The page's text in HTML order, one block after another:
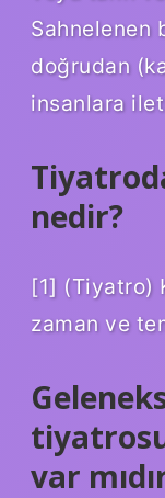
Sahnelenen
doğrudan
insanlara
nedir?
[1] (Tiyatro)
zaman ve
var